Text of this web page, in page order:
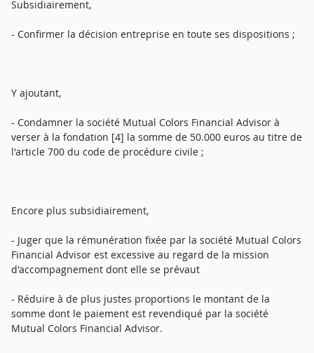
Subsidiairement,
- Confirmer la décision entreprise en toute ses dispositions ;
Y ajoutant,
- Condamner la société Mutual Colors Financial Advisor à
verser à la fondation [4] la somme de 50.000 euros au titre de
l'article 700 du code de procédure civile ;
Encore plus subsidiairement,
- Juger que la rémunération fixée par la société Mutual Colors
Financial Advisor est excessive au regard de la mission
d'accompagnement dont elle se prévaut
- Réduire à de plus justes proportions le montant de la
somme dont le paiement est revendiqué par la société
Mutual Colors Financial Advisor.